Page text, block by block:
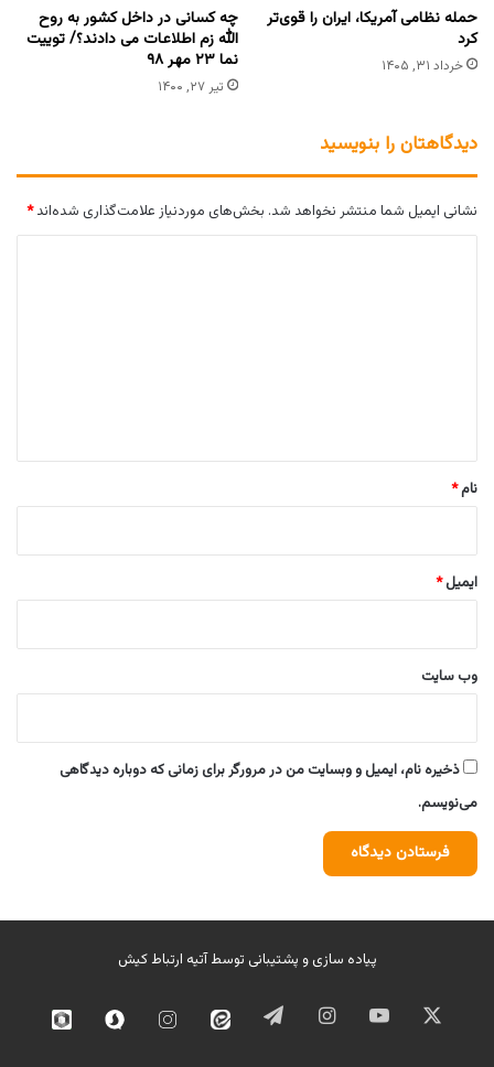
حمله نظامی آمریکا، ایران را قوی‌تر
کرد
خرداد ۳۱, ۱۴۰۵
چه کسانی در داخل کشور به روح
الله زم اطلاعات می دادند؟/ توییت
نما ۲۳ مهر ۹۸
تیر ۲۷, ۱۴۰۰
دیدگاهتان را بنویسید
نشانی ایمیل شما منتشر نخواهد شد. بخش‌های موردنیاز علامت‌گذاری شده‌اند*
نام*
ایمیل*
وب‌ سایت
ذخیره نام، ایمیل و وبسایت من در مرورگر برای زمانی که دوباره دیدگاهی
می‌نویسم.
پیاده سازی و پشتیبانی توسطآتیه ارتباط کیش
ایکس یوتیوب اینستاگرامتلگرام ایتا
اینستاگرامسروش